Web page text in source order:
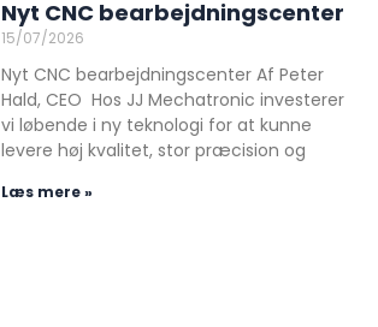
Nyt CNC bearbejdningscenter
15/07/2026
Nyt CNC bearbejdningscenter Af Peter
Hald, CEO Hos JJ Mechatronic investerer
vi løbende i ny teknologi for at kunne
levere høj kvalitet, stor præcision og
Læs mere »